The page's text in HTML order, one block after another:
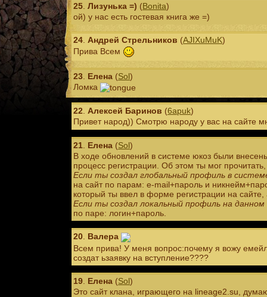
25 Лизунька =) (Bonita)
ой) у нас есть гостевая книга же =)
24 Андрей Стрельников (AJIXuMuK)
Прива Всем
23 Елена (Sol)
Ломка
22 Алексей Баринов (6apuk)
Привет народ)) Смотрю народу у вас на сайте
21 Елена (Sol)
В ходе обновлений в системе юкоз были
процесс регистрации. Об этом ты мог
Если ты создал глобальный профиль в
на сайт по парам: e-mail+пароль и
который ты ввел в форме регистрации на сайте,
Если ты создал локальный профиль на
по паре: логин+пароль.
20 Валера
Всем прива! У меня вопрос:почему я вожу
создат ьзаявку на вступление????
19 Елена (Sol)
Это сайт клана, играющего на lineage2.su,